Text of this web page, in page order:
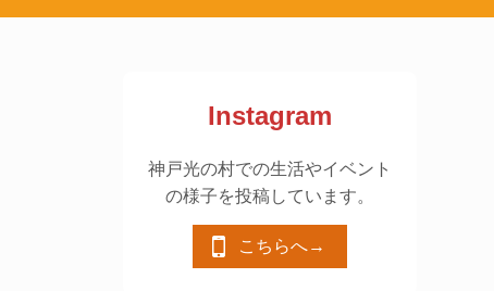
Instagram
神戸光の村での生活やイベント
の様子を投稿しています。
こちらへ→